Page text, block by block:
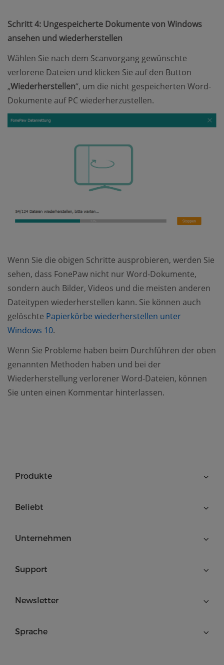
Schritt 4: Ungespeicherte Dokumente von Windows
ansehen und wiederherstellen
Wählen Sie nach dem Scanvorgang gewünschte
verlorene Dateien und klicken Sie auf den Button
„Wiederherstellen“, um die nicht gespeicherten Word-
Dokumente auf PC wiederherzustellen.
Wenn Sie die obigen Schritte ausprobieren, werden Sie
sehen, dass FonePaw nicht nur Word-Dokumente,
sondern auch Bilder, Videos und die meisten anderen
Dateitypen wiederherstellen kann. Sie können auch
gelöschte Papierkörbe wiederherstellen unter
Windows 10.
Wenn Sie Probleme haben beim Durchführen der oben
genannten Methoden haben und bei der
Wiederherstellung verlorener Word-Dateien, können
Sie unten einen Kommentar hinterlassen.
Produkte
Beliebt
Unternehmen
Support
Newsletter
Sprache